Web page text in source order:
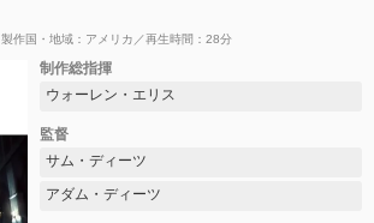
製作国・地域： アメリカ 再生時間：28分
制作総指揮
ウォーレン・エリス
監督
サム・ディーツ
アダム・ディーツ